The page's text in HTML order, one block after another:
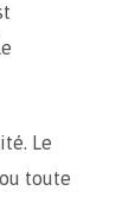
Le
toute